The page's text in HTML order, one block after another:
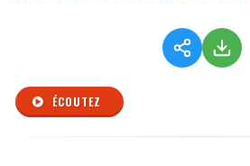
ÉCOUTEZ